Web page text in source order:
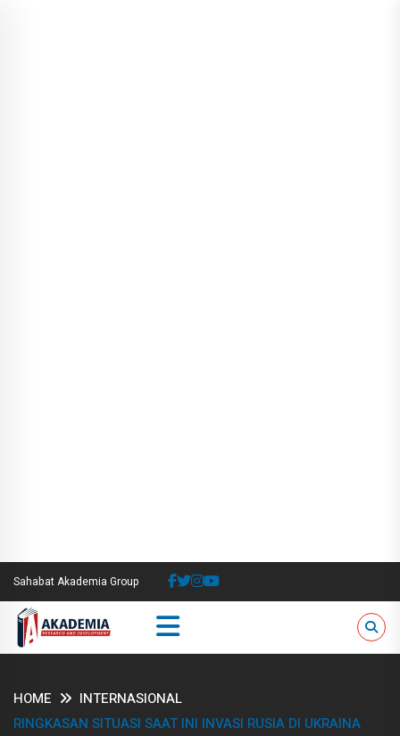
Sahabat Akademia Group
HOME
INTERNASIONAL
RINGKASAN SITUASI SAAT INI INVASI RUSIA DI UKRAINA